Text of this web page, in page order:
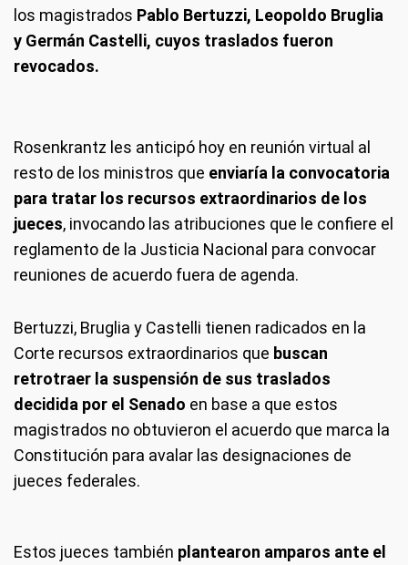
los magistrados Pablo Bertuzzi, Leopoldo Bruglia
y Germán Castelli, cuyos traslados fueron
revocados.
Rosenkrantz les anticipó hoy en reunión virtual al
resto de los ministros que enviaría la convocatoria
para tratar los recursos extraordinarios de los
jueces, invocando las atribuciones que le confiere el
reglamento de la Justicia Nacional para convocar
reuniones de acuerdo fuera de agenda.
Bertuzzi, Bruglia y Castelli tienen radicados en la
Corte recursos extraordinarios que buscan
retrotraer la suspensión de sus traslados
decidida por el Senado en base a que estos
magistrados no obtuvieron el acuerdo que marca la
Constitución para avalar las designaciones de
jueces federales.
Estos jueces también plantearon amparos ante el